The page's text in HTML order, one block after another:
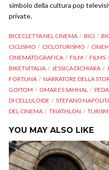
simbolo della cultura pop
private​​.
BICECLETTA NEL CINEMA BICI
CICLISMO
CICLOTURISMO
CINEMATOGRAFICA
FILM FILMS
BIKETVITALIA
JESSICA DICHIARA
FORTUNA
NARRATORE DELLA
GOITOM
OMAR ES SAHHAL
DI CELLULOIDE
STEFANO
DEL CINEMA
TRIATHLON
YOU MAY ALSO LIKE